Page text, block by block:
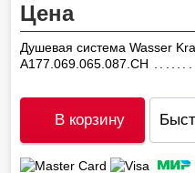
Цена
Душевая система Wasser
A177.069.065.087.CH
В корзину